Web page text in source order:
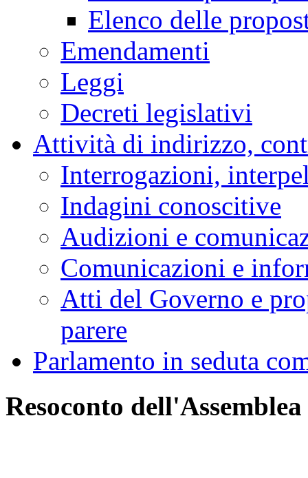
Elenco delle
Emendamenti
Leggi
Decreti legislativi
Attività di indirizzo,
Interrogazioni,
Indagini conoscitive
Audizioni e
Comunicazioni e
Atti del Governo e
parere
Parlamento in seduta
Resoconto dell'Assemblea